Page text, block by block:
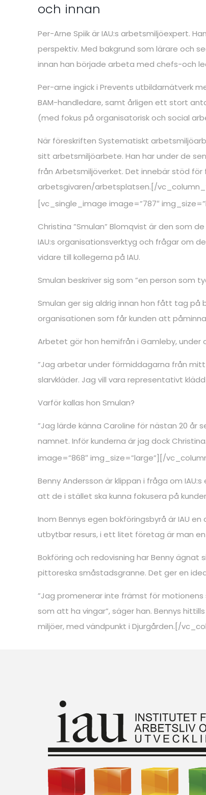
och innan
Per-Arne Spiik är IAU:s arbetsmiljöexpert.
perspektiv. Med bakgrund som lärare och
innan han började arbeta med chefs-och
Per-arne ingick i Prevents utbildarnätverk
BAM-handledare, samt årligen ett stort
(med fokus på organisatorisk och social
När föreskriften Systematiskt
sitt arbetsmiljöarbete. Han har under de
från Arbetsmiljöverket. Det innebär stöd
arbetsgivaren/arbetsplatsen.[/
[vc_single_image image=”787″
Christina ”Smulan” Blomqvist är den som
IAU:s organisationsverktyg och frågar om
vidare till kollegerna på IAU.
Smulan beskriver sig som ”en person som
Smulan ger sig aldrig innan hon fått tag
organisationen som får kunden att
Arbetet gör hon hemifrån i Gamleby, under
”Jag arbetar under förmiddagarna från
slarvkläder. Jag vill vara representativt
Varför kallas hon Smulan?
”Jag lärde känna Caroline för nästan 20 år
namnet. Inför kunderna är jag dock
image=”868″ img_size=”large”][/
Benny Andersson är klippan i fråga om
att de i stället ska kunna fokusera på
Inom Bennys egen bokföringsbyrå är IAU
utbytbar resurs, i ett litet företag är man
Bokföring och redovisning har Benny ägnat
pittoreska småstadsgranne. Det ger en
”Jag promenerar inte främst för
som att ha vingar”, säger han. Bennys
miljöer, med vändpunkt i Djurgården.[/